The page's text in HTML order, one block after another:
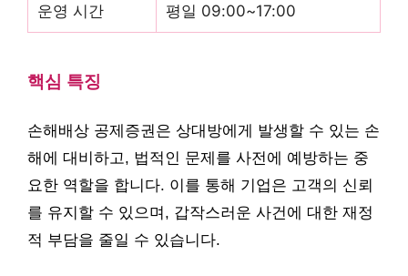
운영 시간 평일 09:00~17:00
핵심 특징
손해배상 공제증권은 상대방에게 발생할 수 있는 손
해에 대비하고, 법적인 문제를 사전에 예방하는 중
요한 역할을 합니다. 이를 통해 기업은 고객의 신뢰
를 유지할 수 있으며, 갑작스러운 사건에 대한 재정
적 부담을 줄일 수 있습니다.